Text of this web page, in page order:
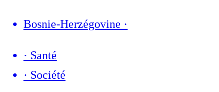
Bosnie-Herzégovine ·
· Santé
· Société